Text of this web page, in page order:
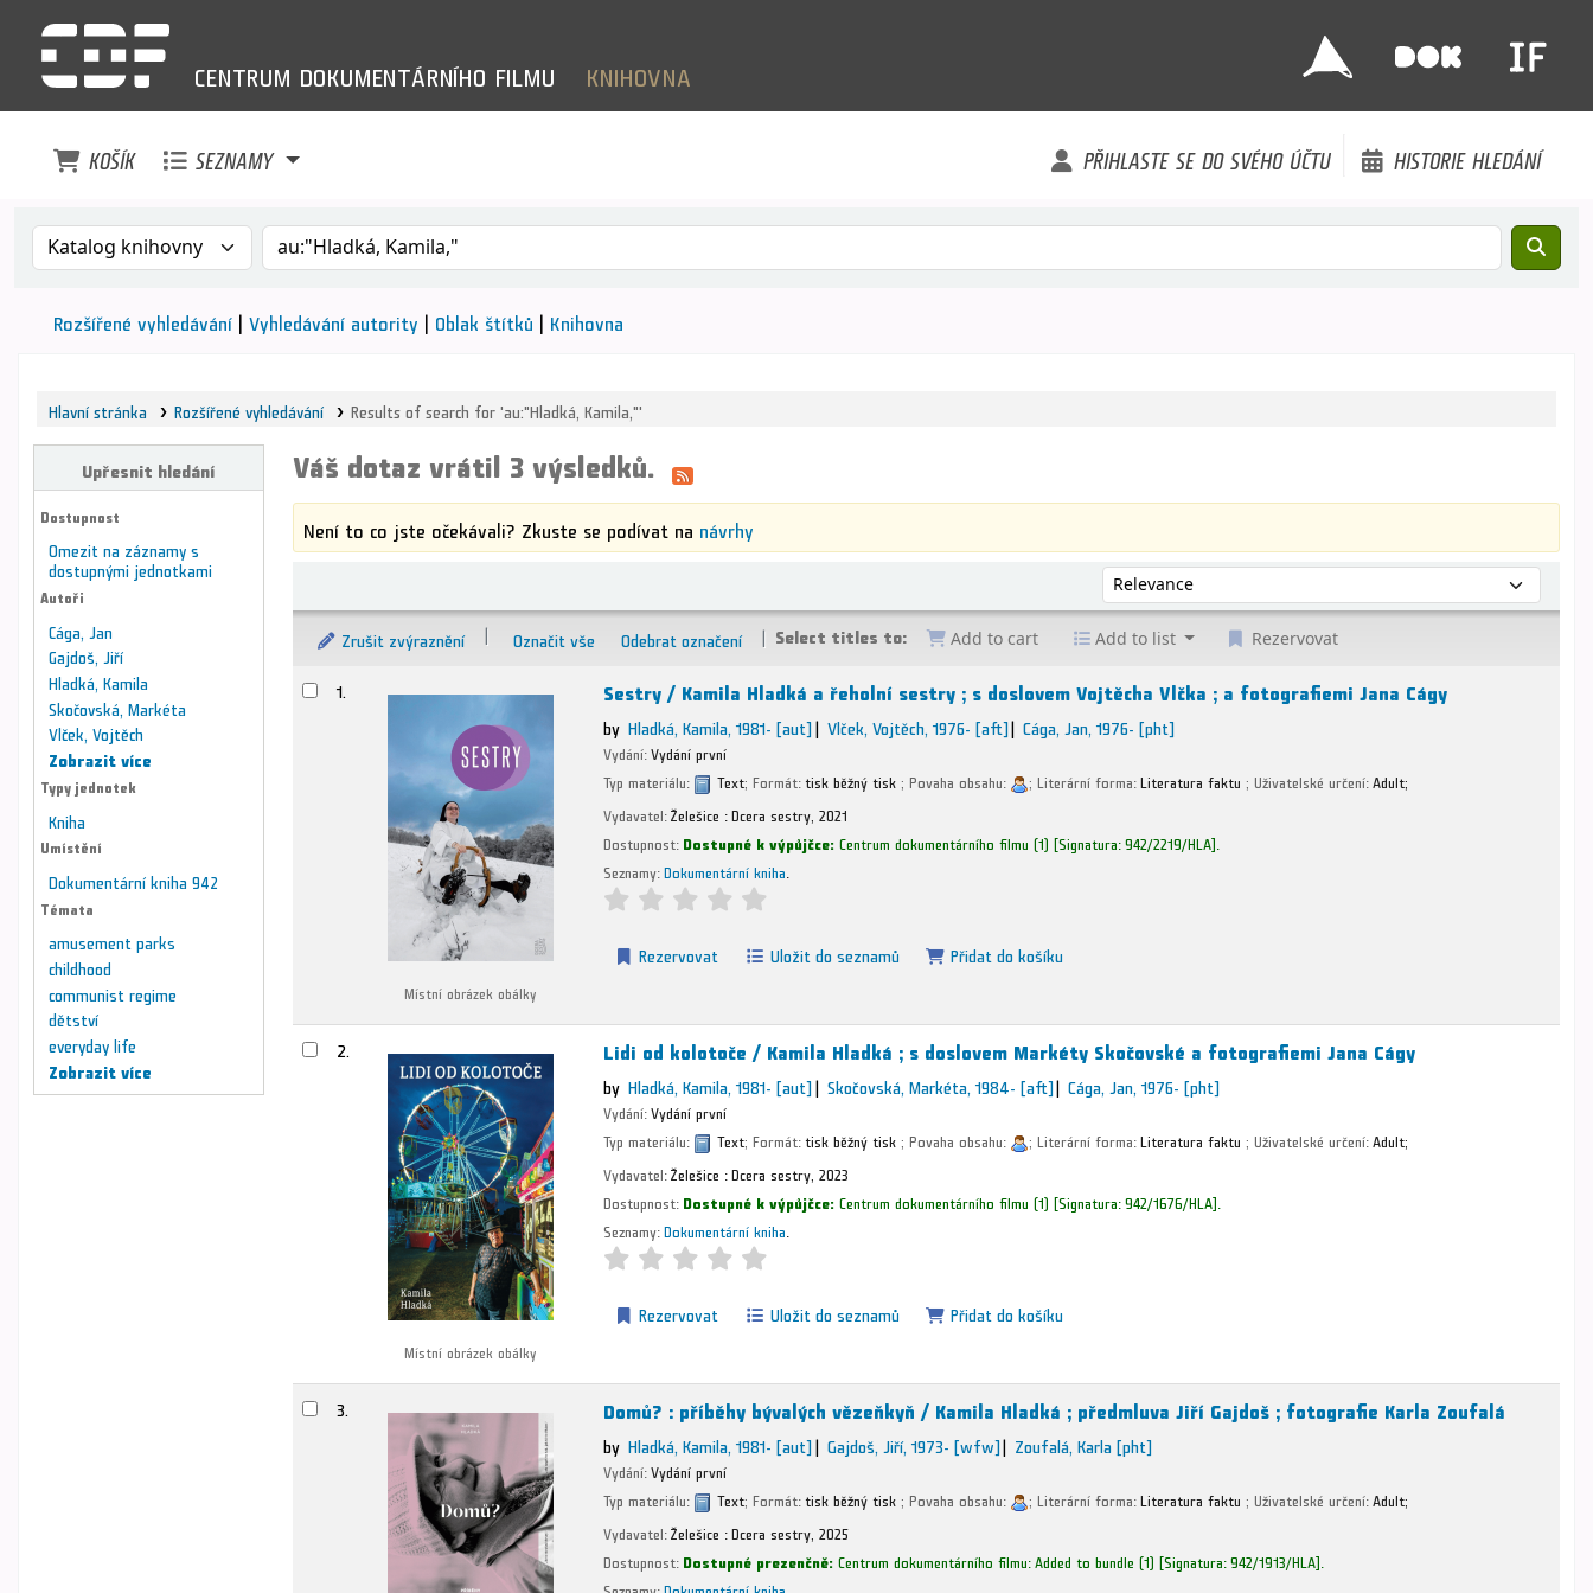
KOŠÍK SEZNAMY PŘIHLASTE SE DO SVÉHO ÚČTU HISTORIE HLEDÁNÍ
CENTRUM DOKUMENTÁRNÍHO FILMU KNIHOVNA
Search the catalog by: Vyhledávání v katalogu podle klíčových slov
Rozšířené vyhledávání Vyhledávání autority Oblak štítků Knihovna
Hlavní stránka Rozšířené vyhledávání Results of search for 'au:"Hladká, Kamila,"'
Upřesnit hledání
Dostupnost
Omezit na záznamy s
dostupnými jednotkami
Autoři
Cága, Jan
Gajdoš, Jiří
Hladká, Kamila
Skočovská, Markéta
Vlček, Vojtěch
Zobrazit více
Typy jednotek
Kniha
Umístění
Dokumentární kniha 942
Témata
amusement parks
childhood
communist regime
dětství
everyday life
Zobrazit více
Váš dotaz vrátil 3 výsledků.
Není to co jste očekávali? Zkuste se podívat na návrhy
Řadit podle:
Zrušit zvýraznění
Označit vše Odebrat označení Select titles to: Add to cart Add to list Rezervovat
Výsledky
1.
Místní obrázek obálky
Sestry / Kamila Hladká a řeholní sestry ; s doslovem Vojtěcha Vlčka ; a fotografiemi Jana Cágy
by Hladká, Kamila, 1981-[aut] Vlček, Vojtěch, 1976-[aft] Cága, Jan, 1976-[pht]
Vydání:Vydání první
Typ materiálu:
Text; Formát:tisk běžný tisk ; Povaha obsahu: ; Literární forma:Literatura faktu ; Uživatelské určení:Adult;
Vydavatel:Želešice :Dcera sestry, 2021
Dostupnost:Dostupné k výpůjčce:Centrum dokumentárního filmu (1) Signatura:942/2219/HLA
Seznamy:Dokumentární kniha
Rezervovat Uložit do seznamů Přidat do košíku
2.
Místní obrázek obálky
Lidi od kolotoče / Kamila Hladká ; s doslovem Markéty Skočovské a fotografiemi Jana Cágy
by Hladká, Kamila, 1981-[aut] Skočovská, Markéta, 1984-[aft] Cága, Jan, 1976-[pht]
Vydání:Vydání první
Typ materiálu:
Text; Formát:tisk běžný tisk; Povaha obsahu: ; Literární forma:Literatura faktu ; Uživatelské určení:Adult;
Vydavatel:Želešice :Dcera sestry, 2023
Dostupnost:Dostupné k výpůjčce:Centrum dokumentárního filmu (1) Signatura:942/1676/HLA
Seznamy:Dokumentární kniha
Rezervovat Uložit do seznamů Přidat do košíku
3. Domů? : příběhy bývalých vězeňkyň / Kamila Hladká ; předmluva Jiří Gajdoš ; fotografie Karla Zoufalá
by Hladká, Kamila, 1981-[aut] Gajdoš, Jiří, 1973-[wfw] Zoufalá, Karla[pht]
Vydání:Vydání první
Typ materiálu:
Text; Formát:tisk běžný tisk ; Povaha obsahu: ; Literární forma:Literatura faktu ; Uživatelské určení:Adult;
Vydavatel:Želešice :Dcera sestry, 2025
Dostupnost:Dostupné prezenčně:Centrum dokumentárního filmu: Added to bundle (1) Signatura:942/1913/HLA
Seznamy:Dokumentární kniha